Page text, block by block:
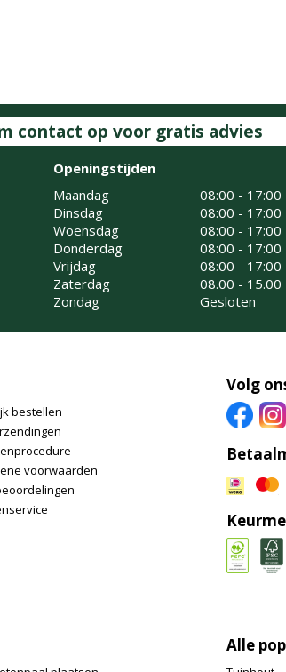
contact op voor gratis advies
Openingstijden
Maandag
08:00 - 17:00
Dinsdag
08:00 - 17:00
Woensdag
08:00 - 17:00
Donderdag
08:00 - 17:00
Vrijdag
08:00 - 17:00
Zaterdag
08.00 - 15.00
Zondag
Gesloten
bestellen
voorwaarden
Volg
Alle